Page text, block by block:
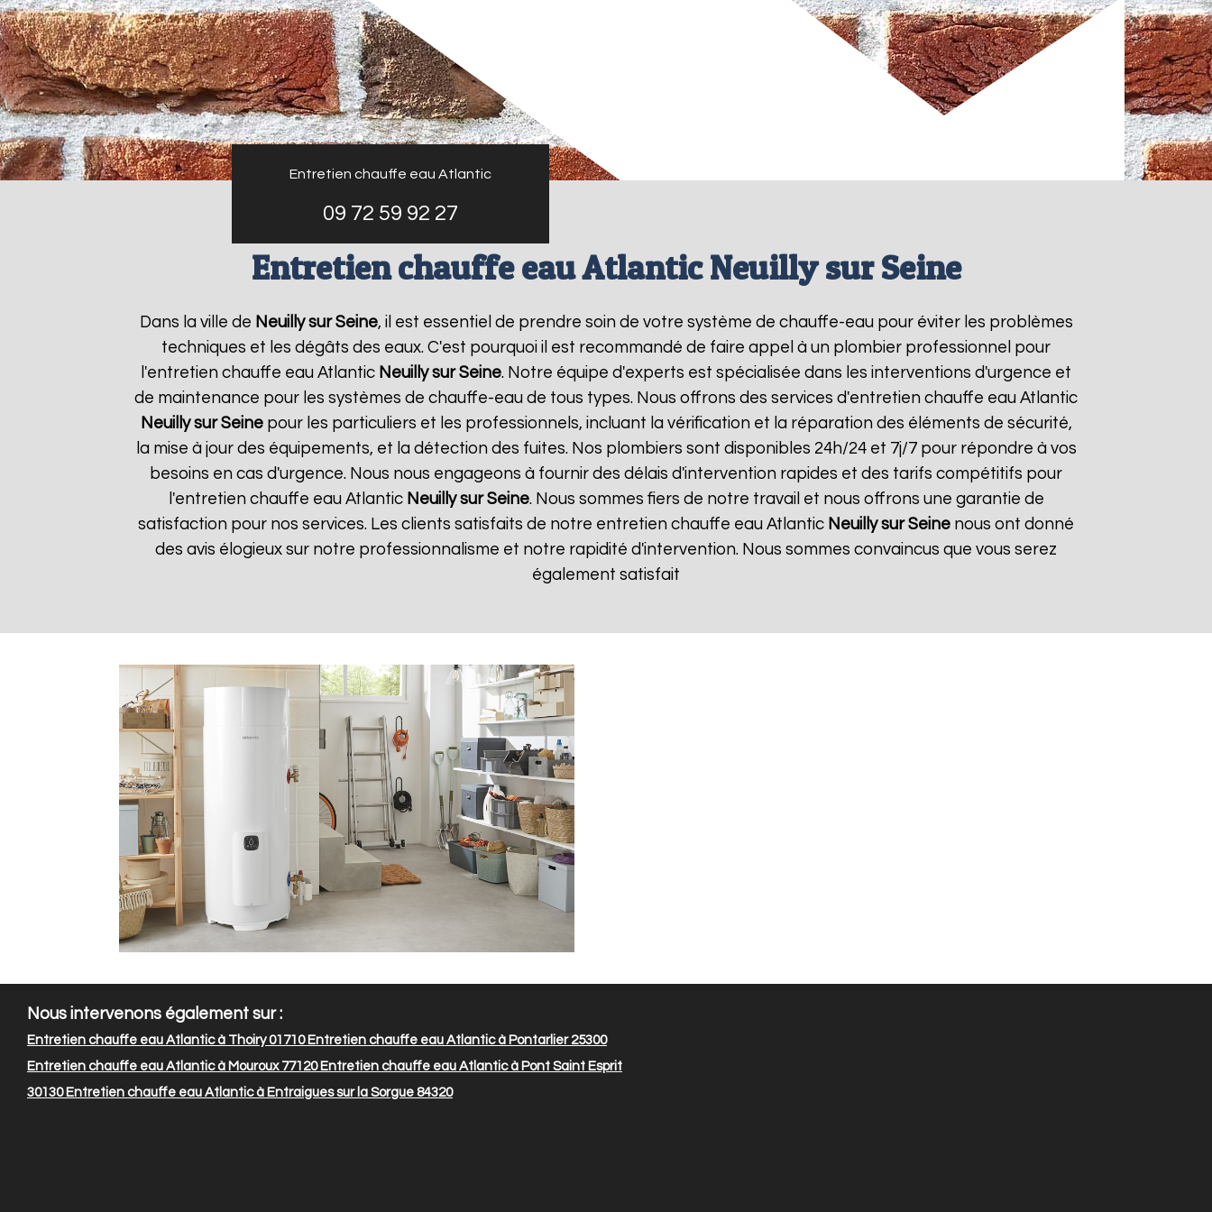
Entretien chauffe eau Atlantic
09 72 59 92 27
Entretien chauffe eau Atlantic Neuilly sur Seine
Dans la ville de Neuilly sur Seine, il est essentiel de prendre soin de votre système de chauffe-eau pour éviter les problèmes
techniques et les dégâts des eaux. C'est pourquoi il est recommandé de faire appel à un plombier professionnel pour
l'entretien chauffe eau Atlantic Neuilly sur Seine. Notre équipe d'experts est spécialisée dans les interventions d'urgence et
de maintenance pour les systèmes de chauffe-eau de tous types. Nous offrons des services d'entretien chauffe eau Atlantic
Neuilly sur Seinepour les particuliers et les professionnels, incluant la vérification et la réparation des éléments de sécurité,
la mise à jour des équipements, et la détection des fuites. Nos plombiers sont disponibles 24h/24 et 7j/7 pour répondre à vos
besoins en cas d'urgence. Nous nous engageons à fournir des délais d'intervention rapides et des tarifs compétitifs pour
l'entretien chauffe eau Atlantic Neuilly sur Seine. Nous sommes fiers de notre travail et nous offrons une garantie de
satisfaction pour nos services. Les clients satisfaits de notre entretien chauffe eau Atlantic Neuilly sur Seine nous ont donné
des avis élogieux sur notre professionnalisme et notre rapidité d'intervention. Nous sommes convaincus que vous serez
également satisfait
Nous intervenons également sur :
Entretien chauffe eau Atlantic à Thoiry 01710Entretien chauffe eau Atlantic à Pontarlier 25300
Entretien chauffe eau Atlantic à Mouroux 77120Entretien chauffe eau Atlantic à Pont Saint Esprit
30130Entretien chauffe eau Atlantic à Entraigues sur la Sorgue 84320